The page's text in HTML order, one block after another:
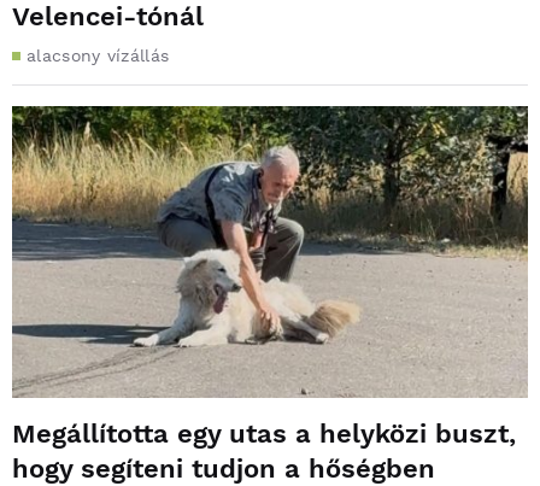
Velencei-tónál
alacsony vízállás
Megállította egy utas a helyközi buszt,
hogy segíteni tudjon a hőségben